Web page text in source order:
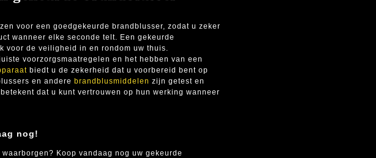
voor een goedgekeurde brandblusser, zodat u zeker
wanneer elke seconde telt. Een gekeurde
voor de veiligheid in en rondom uw thuis.
voorzorgsmaatregelen en het hebben van een
biedt u de zekerheid dat u voorbereid bent op
en andere brandblusmiddelen zijn getest en
dat u kunt vertrouwen op hun werking wanneer
nog!
Koop vandaag nog uw gekeurde